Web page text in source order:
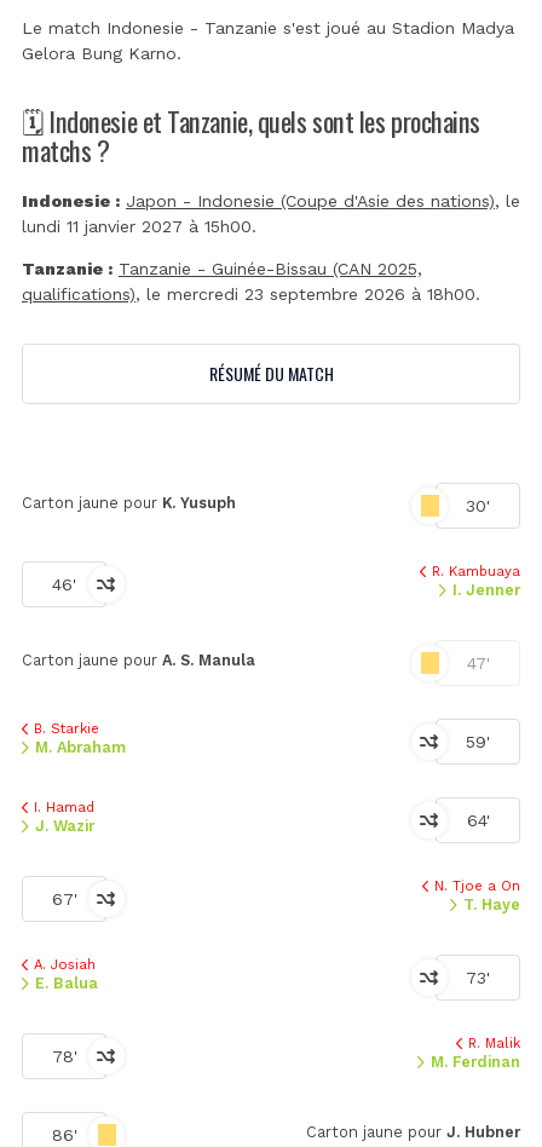
Le match Indonesie - Tanzanie s'est joué au Stadion Madya
Gelora Bung Karno.
🗓️ Indonesie et Tanzanie, quels sont les prochains
matchs ?
Indonesie : Japon - Indonesie (Coupe d'Asie des nations), le
lundi 11 janvier 2027 à 15h00.
Tanzanie : Tanzanie - Guinée-Bissau (CAN 2025,
qualifications), le mercredi 23 septembre 2026 à 18h00.
RÉSUMÉ DU MATCH
30'
Carton jaune pour K. Yusuph
46'
R. Kambuaya
I. Jenner
47'
Carton jaune pour A. S. Manula
59'
B. Starkie
M. Abraham
64'
I. Hamad
J. Wazir
67'
N. Tjoe a On
T. Haye
73'
A. Josiah
E. Balua
78'
R. Malik
M. Ferdinan
86' Carton jaune pour J. Hubner